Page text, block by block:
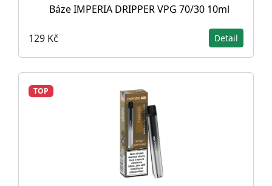
Báze IMPERIA DRIPPER VPG 70/30 10ml
129 Kč Detail
TOP